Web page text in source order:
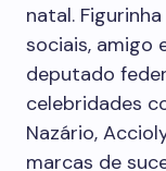
natal.
sociais, amigo
deputado
celebridades
Nazário,
marcas de